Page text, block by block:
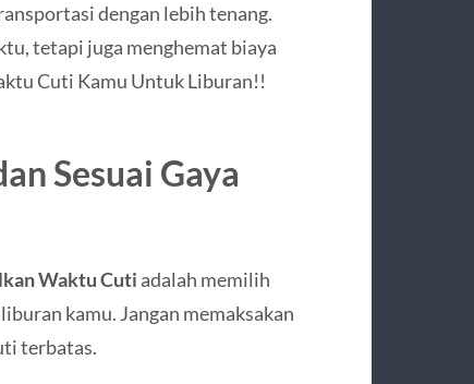
dengan lebih tenang.
tetapi juga menghemat biaya
Cuti Kamu Untuk Liburan!!
Sesuai Gaya
Waktu Cuti adalah memilih
kamu. Jangan memaksakan
terbatas.